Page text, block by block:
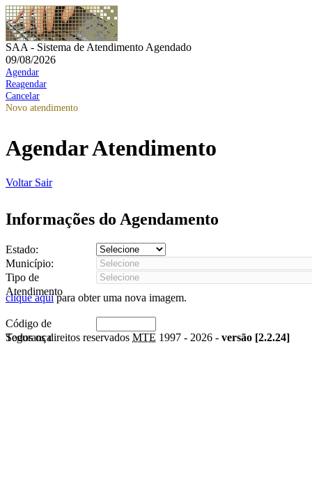
SAA - Sistema de Atendimento Agendado
09/08/2026
Agendar
Reagendar
Cancelar
Novo atendimento
Agendar Atendimento
Voltar Sair
Informações do Agendamento
Estado:
Município:
Tipo de
Atendimento
clique aquipara obter uma nova imagem.
Código de
Segurança
Todos os direitos reservados MTE 1997 - 2026 - versão [2.2.24]